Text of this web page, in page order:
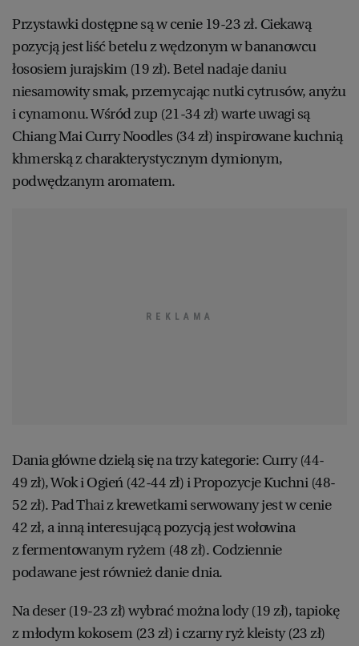
Przystawki dostępne są w cenie 19-23 zł. Ciekawą
pozycją jest liść betelu z wędzonym w bananowcu
łososiem jurajskim (19 zł). Betel nadaje daniu
niesamowity smak, przemycając nutki cytrusów, anyżu
i cynamonu. Wśród zup (21-34 zł) warte uwagi są
Chiang Mai Curry Noodles (34 zł) inspirowane kuchnią
khmerską z charakterystycznym dymionym,
podwędzanym aromatem.
Dania główne dzielą się na trzy kategorie: Curry (44-
49 zł), Wok i Ogień (42-44 zł) i Propozycje Kuchni (48-
52 zł). Pad Thai z krewetkami serwowany jest w cenie
42 zł, a inną interesującą pozycją jest wołowina
z fermentowanym ryżem (48 zł). Codziennie
podawane jest również danie dnia.
Na deser (19-23 zł) wybrać można lody (19 zł), tapiokę
z młodym kokosem (23 zł) i czarny ryż kleisty (23 zł)